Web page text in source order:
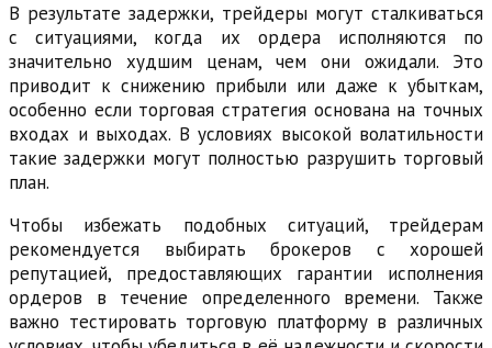
В результате задержки, трейдеры могут сталкиваться
с ситуациями, когда их ордера исполняются по
значительно худшим ценам, чем они ожидали. Это
приводит к снижению прибыли или даже к убыткам,
особенно если торговая стратегия основана на точных
входах и выходах. В условиях высокой волатильности
такие задержки могут полностью разрушить торговый
план.
Чтобы избежать подобных ситуаций, трейдерам
рекомендуется выбирать брокеров с хорошей
репутацией, предоставляющих гарантии исполнения
ордеров в течение определенного времени. Также
важно тестировать торговую платформу в различных